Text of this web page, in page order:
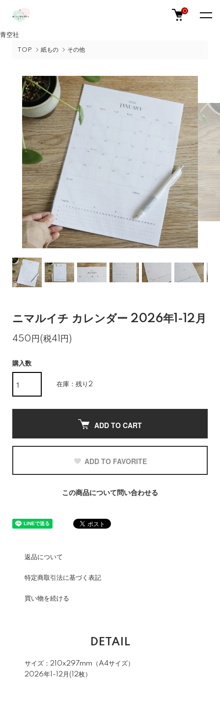
青空社
0
TOP 紙もの その他
ニマルイチ カレンダー 2026年1-12月
450円(税41円)
購入数
在庫：残り2
ADD TO CART
ADD TO FAVORITE
この商品について問い合わせる
返品について
特定商取引法に基づく表記
買い物を続ける
DETAIL
サイズ：210x297mm（A4サイズ）
2026年1-12月(12枚）